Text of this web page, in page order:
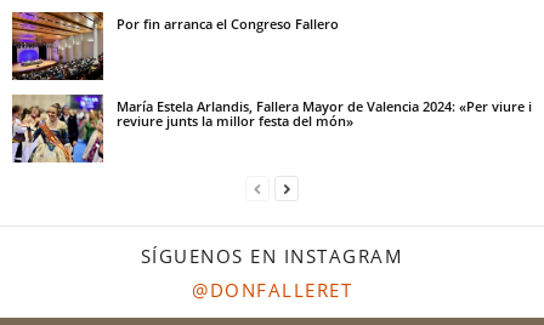
Por fin arranca el Congreso Fallero
María Estela Arlandis, Fallera Mayor de Valencia 2024: «Per viure i
reviure junts la millor festa del món»
SÍGUENOS EN INSTAGRAM
@DONFALLERET